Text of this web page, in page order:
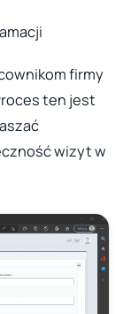
firmy
ten jest
wizyt w